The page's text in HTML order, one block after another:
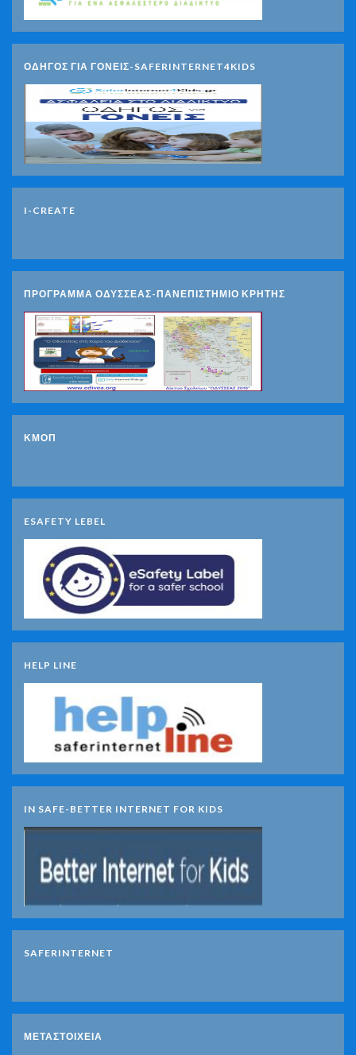
ΟΔΗΓΟΣ ΓΙΑ ΓΟΝΕΙΣ-SAFERINTERNET4KIDS
I-CREATE
ΠΡΟΓΡΑΜΜΑ ΟΔΥΣΣΕΑΣ-ΠΑΝΕΠΙΣΤΗΜΙΟ ΚΡΗΤΗΣ
ΚΜΟΠ
ESAFETY LEBEL
HELP LINE
IN SAFE-BETTER INTERNET FOR KIDS
SAFERINTERNET
ΜΕΤΑΣΤΟΙΧΕΊΑ